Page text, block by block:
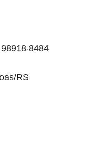
8484
RS